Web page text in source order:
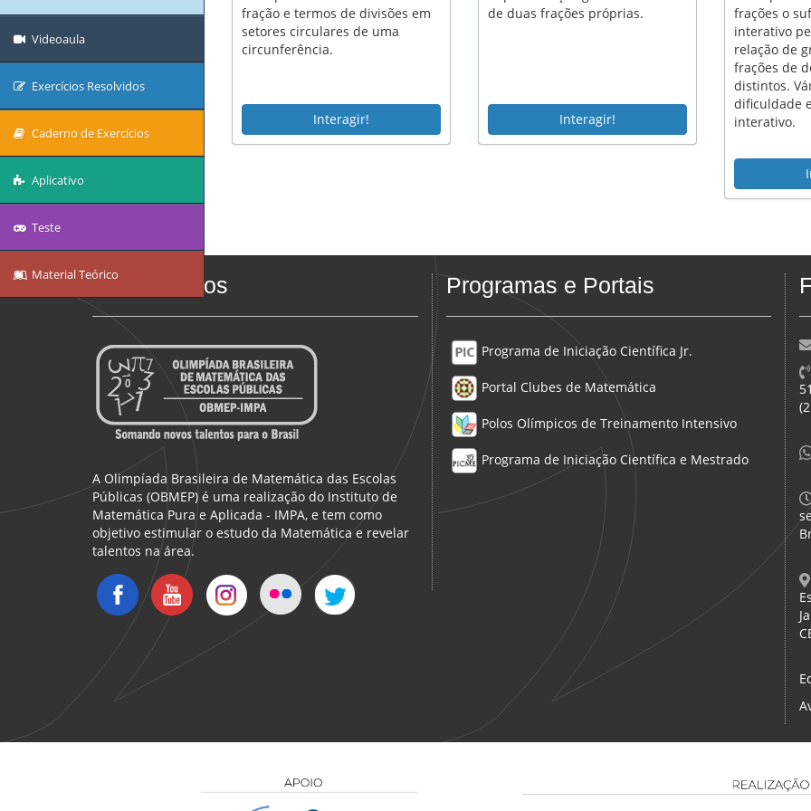
Videoaula
Exercícios Resolvidos
Caderno de Exercícios
Aplicativo
Teste
Material Teórico
fração e termos de divisões em
setores circulares de uma
circunferência.
Interagir!
de duas frações próprias.
Interagir!
frações o
interativo
relação de
frações de
distintos.
dificuldade
interativo.
Quem somos
A Olimpíada Brasileira de Matemática das Escolas
Públicas (OBMEP) é uma realização do Instituto de
Matemática Pura e Aplicada - IMPA, e tem como
objetivo estimular o estudo da Matemática e revelar
talentos na área.
Programas e Portais
Programa de Iniciação Científica Jr.
Portal Clubes de Matemática
Polos Olímpicos de Treinamento Intensivo
Programa de Iniciação Científica e Mestrado